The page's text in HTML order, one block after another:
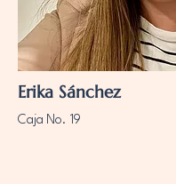
Erika Sánchez
Caja No. 19